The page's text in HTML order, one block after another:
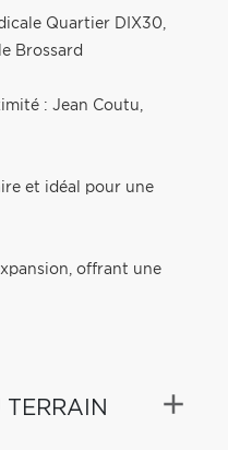
Quartier DIX30,
Brossard
: Jean Coutu,
et idéal pour une
offrant une
TERRAIN